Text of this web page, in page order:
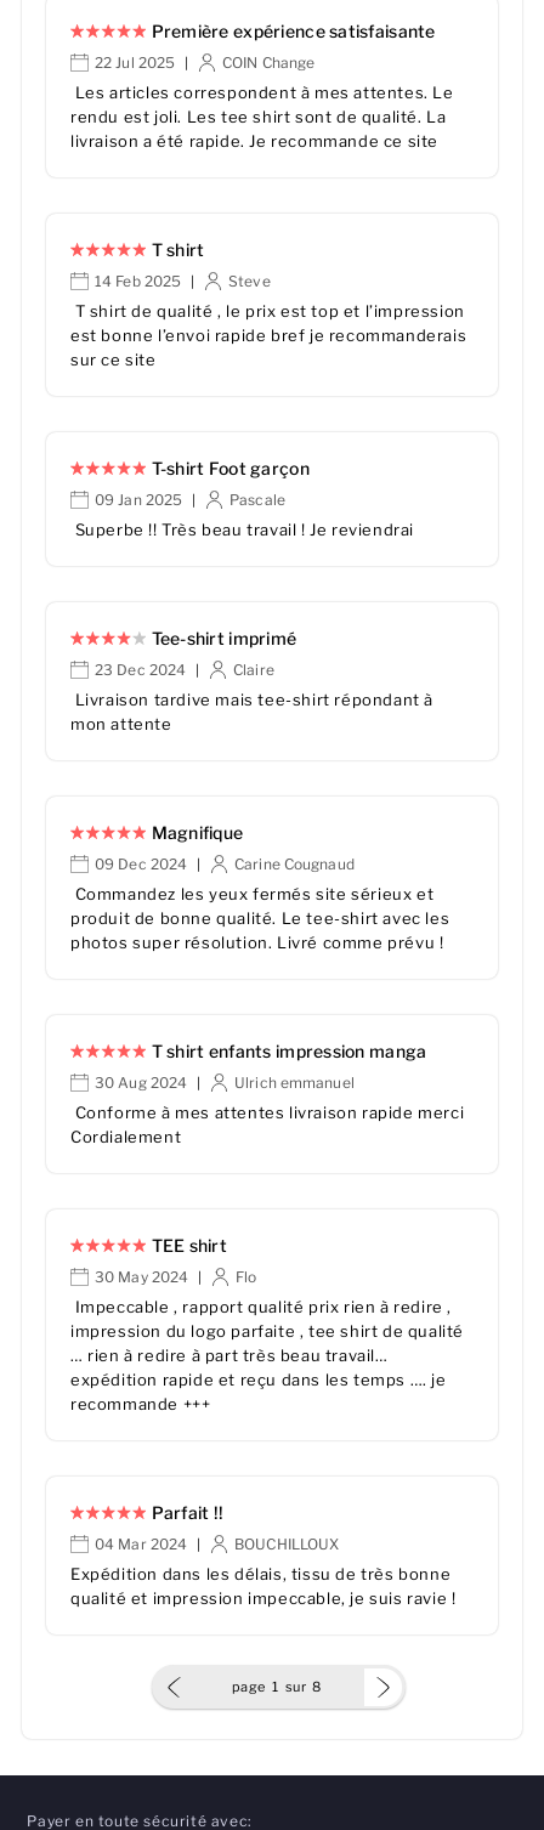
Première expérience satisfaisante
22 Jul 2025 | COIN Change
Les articles correspondent à mes attentes. Le
rendu est joli. Les tee shirt sont de qualité. La
livraison a été rapide. Je recommande ce site
T shirt
14 Feb 2025 | Steve
T shirt de qualité , le prix est top et l’impression
est bonne l’envoi rapide bref je recommanderais
sur ce site
T-shirt Foot garçon
09 Jan 2025 | Pascale
Superbe !! Très beau travail ! Je reviendrai
Tee-shirt imprimé
23 Dec 2024 | Claire
Livraison tardive mais tee-shirt répondant à
mon attente
Magnifique
09 Dec 2024 | Carine Cougnaud
Commandez les yeux fermés site sérieux et
produit de bonne qualité. Le tee-shirt avec les
photos super résolution. Livré comme prévu !
T shirt enfants impression manga
30 Aug 2024 | Ulrich emmanuel
Conforme à mes attentes livraison rapide merci
Cordialement
TEE shirt
30 May 2024 | Flo
Impeccable , rapport qualité prix rien à redire ,
impression du logo parfaite , tee shirt de qualité
… rien à redire à part très beau travail…
expédition rapide et reçu dans les temps …. je
recommande +++
Parfait !!
04 Mar 2024 | BOUCHILLOUX
Expédition dans les délais, tissu de très bonne
qualité et impression impeccable, je suis ravie !
page 1 sur 8
Payer en toute sécurité avec: